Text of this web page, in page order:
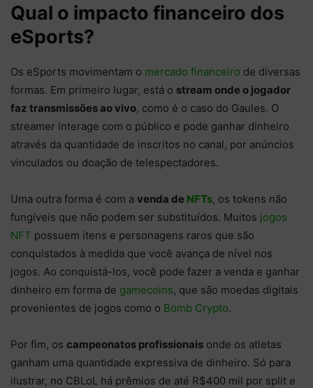
Qual o impacto financeiro dos
eSports?
Os eSports movimentam o mercado financeiro de diversas
formas. Em primeiro lugar, está o stream onde o jogador
faz transmissões ao vivo, como é o caso do Gaules. O
streamer interage com o público e pode ganhar dinheiro
através da quantidade de inscritos no canal, por anúncios
vinculados ou doação de telespectadores.
Uma outra forma é com a venda de NFTs, os tokens não
fungíveis que não podem ser substituídos. Muitos jogos
NFT possuem itens e personagens raros que são
conquistados à medida que você avança de nível nos
jogos. Ao conquistá-los, você pode fazer a venda e ganhar
dinheiro em forma de gamecoins, que são moedas digitais
provenientes de jogos como o Bomb Crypto.
Por fim, os campeonatos profissionais onde os atletas
ganham uma quantidade expressiva de dinheiro. Só para
ilustrar, no CBLoL há prêmios de até R$400 mil por split e